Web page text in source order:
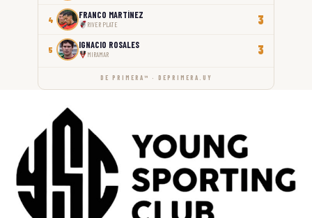
4 FRANCO MARTÍNEZ
RIVER PLATE 3
5 IGNACIO ROSALES
MIRAMAR 3
DE PRIMERA™ · DEPRIMERA.UY